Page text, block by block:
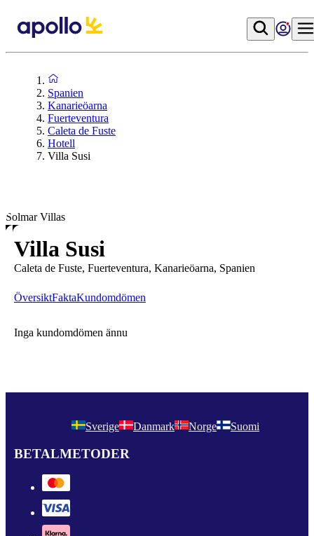
Spanien
Kanarieöarna
Fuerteventura
Caleta de Fuste
Hotell
Villa Susi
Solmar Villas
Villa Susi
Caleta de Fuste, Fuerteventura, Kanarieöarna, Spanien
ÖversiktFaktaKundomdömen
Inga kundomdömen ännu
Sverige Danmark Norge Suomi
BETALMETODER